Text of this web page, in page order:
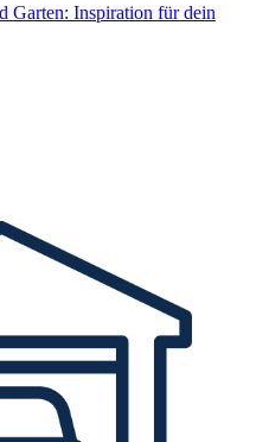
Garten: Inspiration für dein